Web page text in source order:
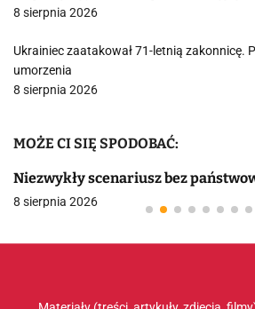
8 sierpnia 2026
Ukrainiec zaatakował 71-letnią zakonnicę.
umorzenia
8 sierpnia 2026
MOŻE CI SIĘ SPODOBAĆ:
Niezwykły scenariusz bez
8 sierpnia 2026